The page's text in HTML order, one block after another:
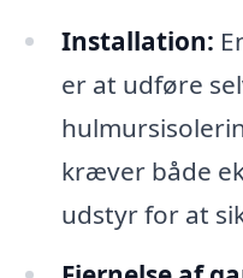
Installation:
er at udføre
kræver både
udstyr for at